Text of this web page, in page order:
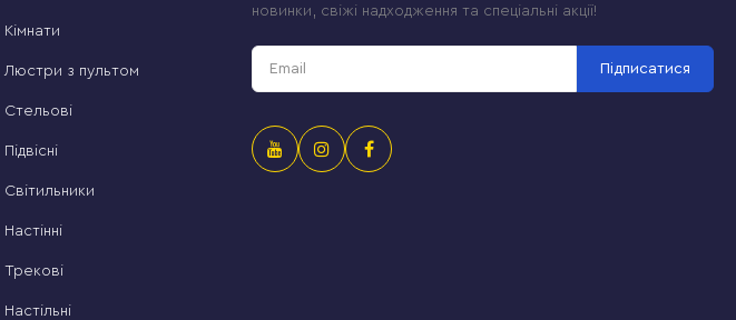
Кімнати
Люстри з пультом
Стельові
Підвісні
Світильники
Настінні
Трекові
Настільні
новинки, свіжі надходження та спеціальні акції!
Підписатися